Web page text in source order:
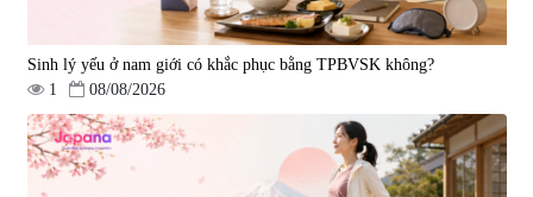
Viên uống hỗ trợ tim mạch AFC
Rich Coenzyme Q10 - 120 viên
Viên uống tăng cường miễn dịch
Ribeto Shoji Fukujyusen 180
Sinh lý yếu ở nam giới có khắc phục bằng TPBVSK không?
1
08/08/2026